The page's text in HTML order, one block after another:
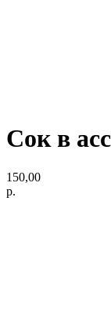
Сок в
150,00
р.